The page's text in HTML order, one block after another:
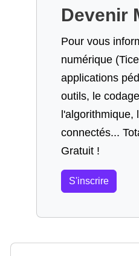
Devenir
Pour vous
numérique
applications
outils, le
l'algorithmique,
connectés...
Gratuit !
S'inscrire